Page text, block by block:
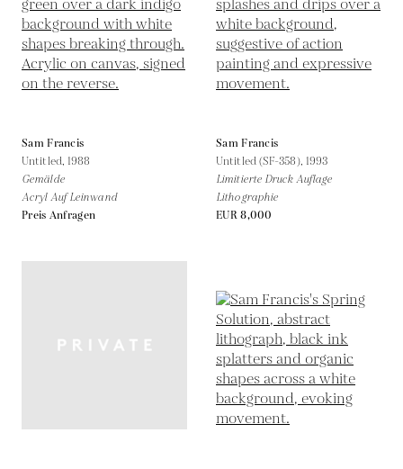
Sam Francis
Untitled, 1988
Gemälde
Acryl Auf Leinwand
Preis Anfragen
Sam Francis
Untitled (SF-358), 1993
Limitierte Druck Auflage
Lithographie
EUR 8,000